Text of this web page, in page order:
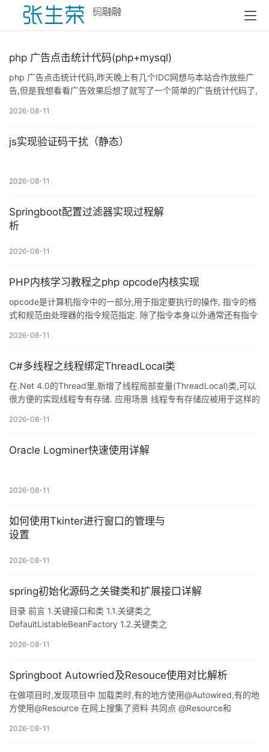
php 广告点击统计代码(php+mysql)
php 广告点击统计代码,昨天晚上有几个IDC网想与本站合作放些广
告,但是我想看看广告效果后想了就写了一个简单的广告统计代码了,
CREATE TABLE IF NOT EXISTS `ad_count` ( `ad_id` int(8) NOT
`ad_name` varchar(200) character s
2026-08-11
js实现验证码干扰（静态）
2026-08-11
Springboot配置过滤器实现过程解
析
2026-08-11
PHP内核学习教程之php opcode内核实现
opcode是计算机指令中的一部分,用于指定要执行的操作, 指令的格
式和规范由处理器的指令规范指定. 除了指令本身以外通常还有指令
是寄存器中的值,堆栈中的值,某块内存的值或者IO端口中的值等等.
(JVM),.NET的通用中间语言(CIL: Common Intermeditate
Language)等等. 1. Opcode简介 opcode是计算
2026-08-11
C#多线程之线程绑定ThreadLocal类
在.Net 4.0的Thread里,新增了线程局部变量(ThreadLocal)类,可以
很方便的实现线程专有存储. 应用场景 线程专有存储应被用于这样的
个线程的对象.首先我们看如下这样一个例子 string errorMessage;
Console.WriteLine(errorMessage); } } b
2026-08-11
Oracle Logminer快速使用详解
2026-08-11
如何使用Tkinter进行窗口的管理与
设置
2026-08-11
spring初始化源码之关键类和扩展接口详解
目录 前言 1.关键接口和类 1.1.关键类之
DefaultListableBeanFactory 1.2.关键类之
ClassPathXmlApplicationContext 2.spring初始化过程中对外暴露
流程很复杂,本文只关注流程中的关键点,勾勒出主要轮廓,对容器的初
始化有一个整体认识,以下基于spring的5.1.2.RELEASE分析,本文演
2026-08-11
Springboot Autowried及Resouce使用对比解析
在做项目时,发现项目中 加载类时,有的地方使用@Autowired,有的地
方使用@Resource 在网上搜集了资料 共同点 @Resource和
两个注解的修饰效果相同,可以互相替换,不影响使用. 不同点
2026-08-11